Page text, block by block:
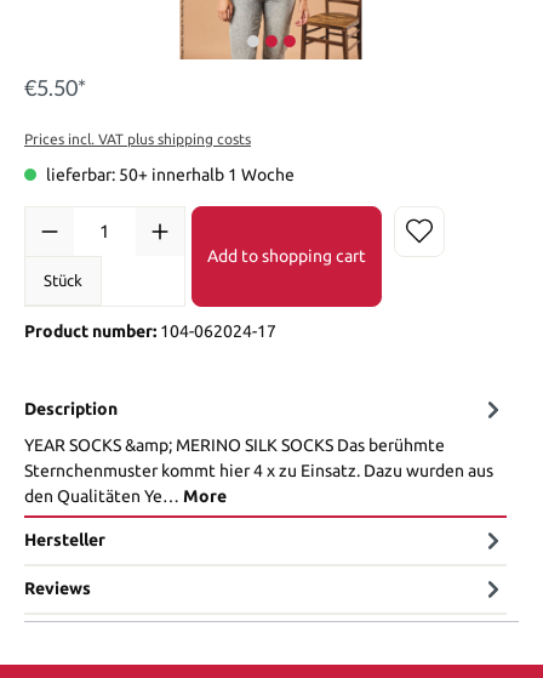
€5.50*
Prices incl. VAT plus shipping costs
lieferbar: 50+ innerhalb 1 Woche
Stück
Add to shopping cart
Product number: 104-062024-17
Description
YEAR SOCKS &amp; MERINO SILK SOCKS Das berühmte
Sternchenmuster kommt hier 4 x zu Einsatz. Dazu wurden aus
den Qualitäten Ye… More
Hersteller
Reviews